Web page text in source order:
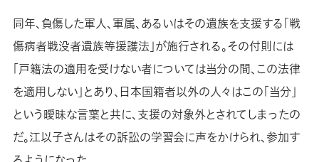
同年、負傷した軍人、軍属、あるいはその遺族を支援する「戦
傷病者戦没者遺族等援護法」が施行される。その付則には
「戸籍法の適用を受けない者については当分の間、この法律
を適用しない」とあり、日本国籍者以外の人々はこの「当分」
という曖昧な言葉と共に、支援の対象外とされてしまったの
だ。江以子さんはその訴訟の学習会に声をかけられ、参加す